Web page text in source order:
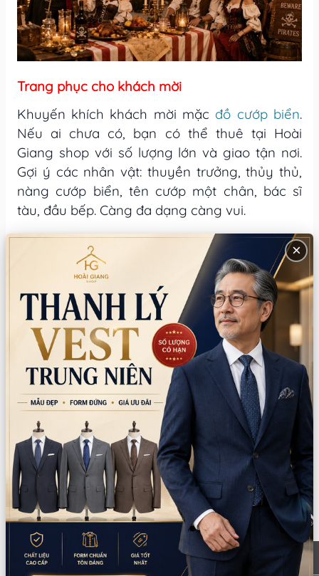
Trang phục cho khách mời
Khuyến khích khách mời mặc đồ cướp biển.
Nếu ai chưa có, bạn có thể thuê tại Hoài
Giang shop với số lượng lớn và giao tận nơi.
Gợi ý các nhân vật: thuyền trưởng, thủy thủ,
nàng cướp biển, tên cướp một chân, bác sĩ
tàu, đầu bếp. Càng đa dạng càng vui.
Trò chơi và hoạt động
Tìm kho báu (treasure hunt): giấu một
rương kho báu nhỏ, chia đội đi tìm theo bản
đồ và manh mối
Thi hóa trang: khách mời thi xem ai có bộ
đồ cướp biển ấn tượng nhất
Kéo co trên tàu: biến tấu trò kéo co với chủ
đề thủy thủ
Ném vòng vào chai: trò chơi đơn giản
nhưng gây nghiện
Chụp ảnh nhóm với đạo cụ: kiếm, mũ, kính
một mắt, bản đồ
Bar pha chế đồ uống theo chủ đề: rum cola,
cocktail màu xanh đỏ
Thực đơn tiệc cướp biển
×